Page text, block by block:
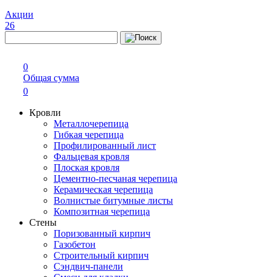
Акции
26
0
Общая сумма
0
Кровли
Металлочерепица
Гибкая черепица
Профилированный лист
Фальцевая кровля
Плоская кровля
Цементно-песчаная черепица
Керамическая черепица
Волнистые битумные листы
Композитная черепица
Стены
Поризованный кирпич
Газобетон
Строительный кирпич
Сэндвич-панели